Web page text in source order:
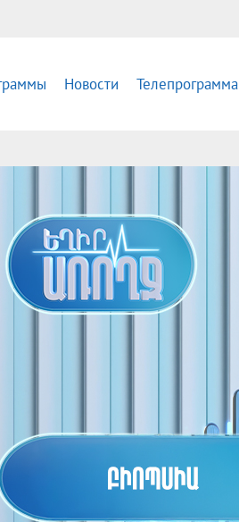
Новости Телепрограмма